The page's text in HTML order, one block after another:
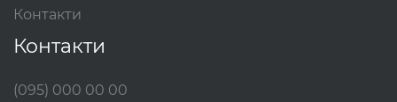
Контакти
Контакти
(095) 000 00 00